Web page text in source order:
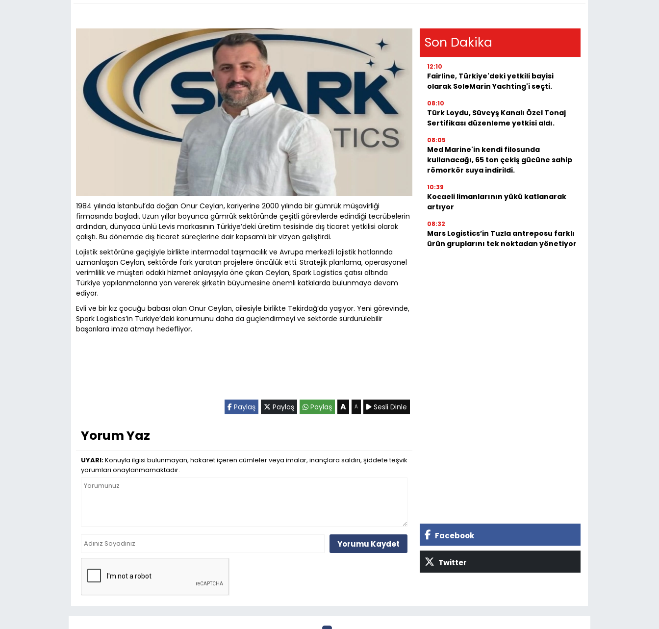
1984 yılında İstanbul’da doğan Onur Ceylan, kariyerine 2000 yılında bir gümrük müşavirliği
firmasında başladı. Uzun yıllar boyunca gümrük sektöründe çeşitli görevlerde edindiği tecrübelerin
ardından, dünyaca ünlü Levis markasının Türkiye’deki üretim tesisinde dış ticaret yetkilisi olarak
çalıştı. Bu dönemde dış ticaret süreçlerine dair kapsamlı bir vizyon geliştirdi.
Lojistik sektörüne geçişiyle birlikte intermodal taşımacılık ve Avrupa merkezli lojistik hatlarında
uzmanlaşan Ceylan, sektörde fark yaratan projelere öncülük etti. Stratejik planlama, operasyonel
verimlilik ve müşteri odaklı hizmet anlayışıyla öne çıkan Ceylan, Spark Logistics çatısı altında
Türkiye yapılanmalarına yön vererek şirketin büyümesine önemli katkılarda bulunmaya devam
ediyor.
Evli ve bir kız çocuğu babası olan Onur Ceylan, ailesiyle birlikte Tekirdağ’da yaşıyor. Yeni görevinde,
Spark Logistics’in Türkiye’deki konumunu daha da güçlendirmeyi ve sektörde sürdürülebilir
başarılara imza atmayı hedefliyor.
Paylaş Paylaş Paylaş A A Sesli Dinle
Yorum Yaz
UYARI:Konuyla ilgisi bulunmayan, hakaret içeren cümleler veya imalar, inançlara saldırı, şiddete teşvik
yorumları onaylanmamaktadır.
Yorumu Kaydet
Son Dakika
12:10
Fairline, Türkiye'deki yetkili bayisi
olarak SoleMarin Yachting'i seçti.
08:10
Türk Loydu, Süveyş Kanalı Özel Tonaj
Sertifikası düzenleme yetkisi aldı.
08:05
Med Marine'in kendi filosunda
kullanacağı, 65 ton çekiş gücüne sahip
römorkör suya indirildi.
10:39
Kocaeli limanlarının yükü katlanarak
artıyor
08:32
Mars Logistics’in Tuzla antreposu farklı
ürün gruplarını tek noktadan yönetiyor
Facebook
Twitter